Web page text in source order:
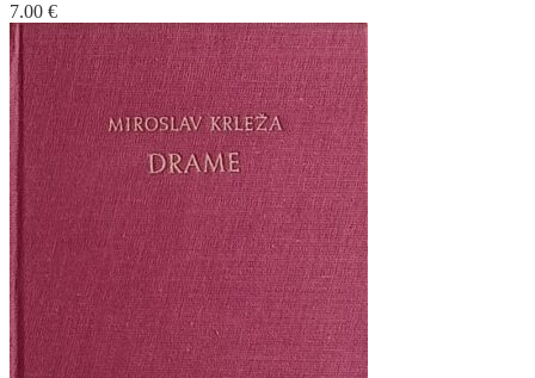
7.00 €